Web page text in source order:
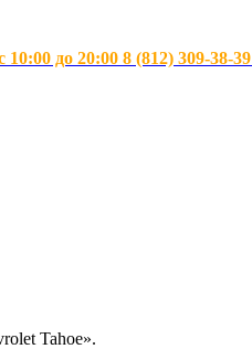
до 20:00 8 (812) 309-38-39
Tahoe».